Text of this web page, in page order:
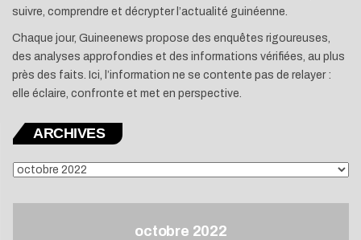
suivre, comprendre et décrypter l’actualité guinéenne.
Chaque jour, Guineenews propose des enquêtes rigoureuses,
des analyses approfondies et des informations vérifiées, au plus
près des faits. Ici, l’information ne se contente pas de relayer :
elle éclaire, confronte et met en perspective.
ARCHIVES
ARCHIVES
octobre 2022